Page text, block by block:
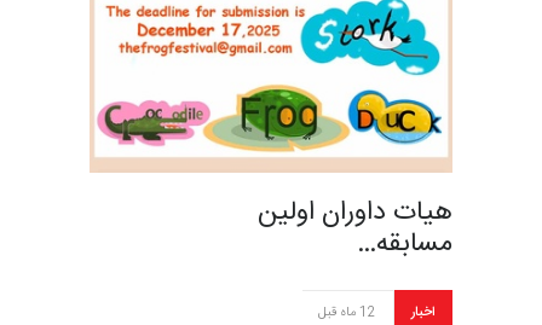
هیات داوران اولین
مسابقه…
اخبار 12 ماه قبل